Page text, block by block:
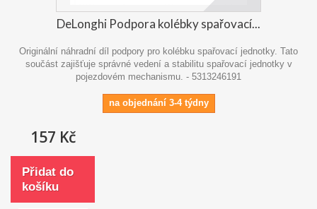
DeLonghi Podpora kolébky spařovací...
Originální náhradní díl podpory pro kolébku spařovací jednotky. Tato
součást zajišťuje správné vedení a stabilitu spařovací jednotky v
pojezdovém mechanismu. - 5313246191
na objednání 3-4 týdny
157 Kč
Přidat do
košíku